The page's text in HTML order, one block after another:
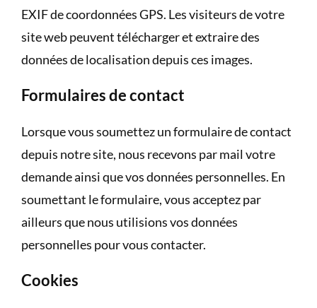
EXIF de coordonnées GPS. Les visiteurs de votre
site web peuvent télécharger et extraire des
données de localisation depuis ces images.
Formulaires de contact
Lorsque vous soumettez un formulaire de contact
depuis notre site, nous recevons par mail votre
demande ainsi que vos données personnelles. En
soumettant le formulaire, vous acceptez par
ailleurs que nous utilisions vos données
personnelles pour vous contacter.
Cookies